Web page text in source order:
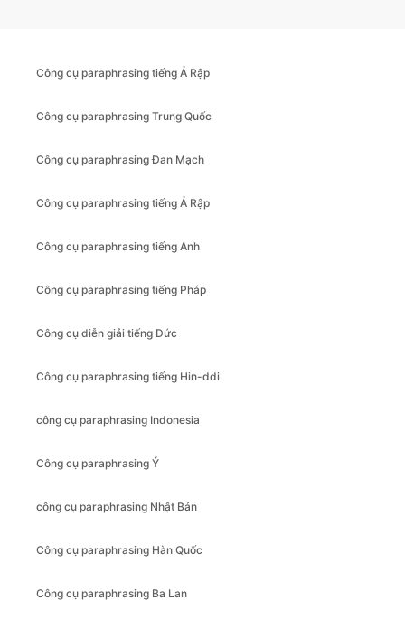
Công cụ paraphrasing tiếng Ả Rập
Công cụ paraphrasing Trung Quốc
Công cụ paraphrasing Đan Mạch
Công cụ paraphrasing tiếng Ả Rập
Công cụ paraphrasing tiếng Anh
Công cụ paraphrasing tiếng Pháp
Công cụ diễn giải tiếng Đức
Công cụ paraphrasing tiếng Hin-ddi
công cụ paraphrasing Indonesia
Công cụ paraphrasing Ý
công cụ paraphrasing Nhật Bản
Công cụ paraphrasing Hàn Quốc
Công cụ paraphrasing Ba Lan